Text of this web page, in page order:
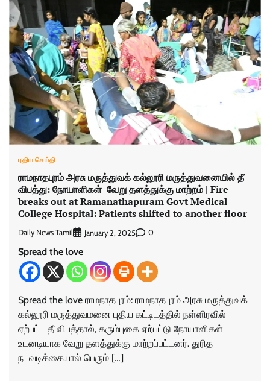
புதிய செய்தி
ராமநாதபுரம் அரசு மருத்துவக் கல்லூரி மருத்துவனையில் தீ
விபத்து: நோயாளிகள் வேறு தளத்துக்கு மாற்றம் | Fire
breaks out at Ramanathapuram Govt Medical
College Hospital: Patients shifted to another floor
Daily News Tamil January 2, 2025 0
Spread the love
Spread the love ராமநாதபுரம்: ராமநாதபுரம் அரசு மருத்துவக்
கல்லூரி மருத்துவமனை புதிய கட்டிடத்தில் நள்ளிரவில்
ஏற்பட்ட தீ விபத்தால், கரும்புகை ஏற்பட்டு நோயாளிகள்
உடனடியாக வேறு தளத்துக்கு மாற்றப்பட்டனர். துரித
நடவடிக்கையால் பெரும் […]